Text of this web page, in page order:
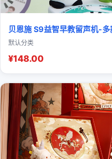
贝恩施 S9益智早教留声机-
默认分类
¥148.00